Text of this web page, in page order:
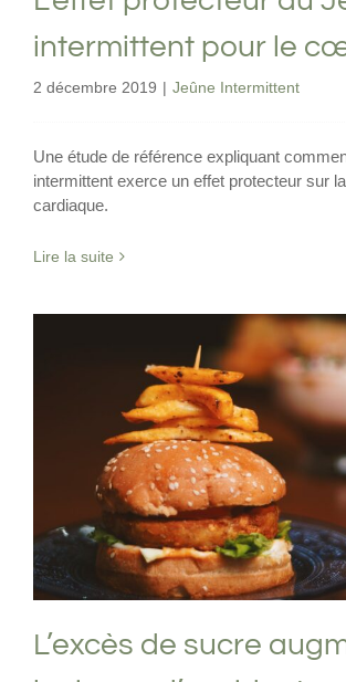
intermittent pour le
2 décembre 2019 | Jeûne Intermittent
Une étude de référence expliquant
intermittent exerce un effet protecteur sur
cardiaque.
Lire la suite
L’excès de sucre augmenterait
d’accident cardiaque
Nutrition Régime glucidique
L’excès de sucre